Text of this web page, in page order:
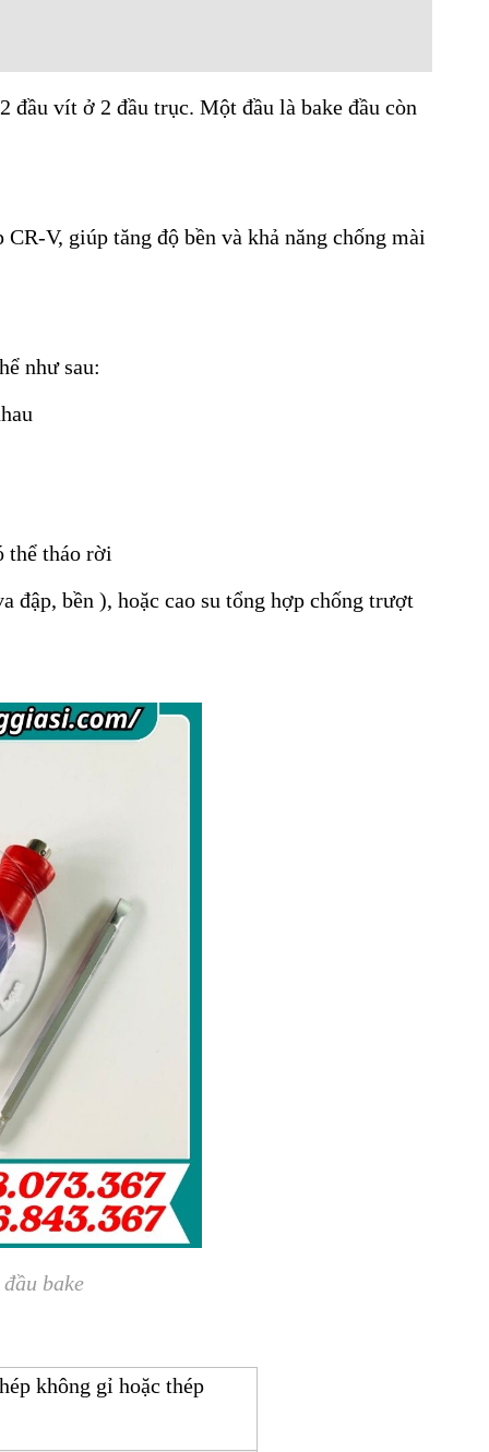
vít ở 2 đầu trục. Một đầu là bake đầu còn
V, giúp tăng độ bền và khả năng chống mài
như sau:
thể tháo rời
đập, bền ), hoặc cao su tổng hợp chống trượt
bake
không gỉ hoặc thép